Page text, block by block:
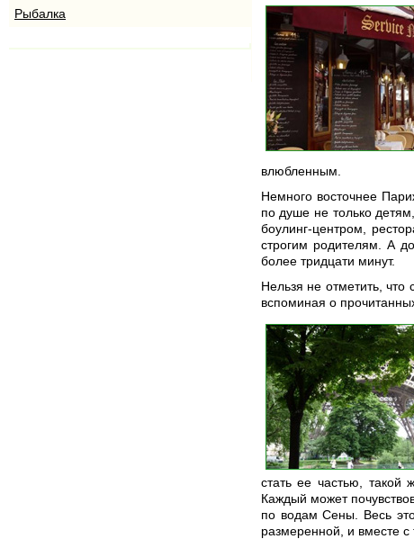
Рыбалка
влюбленным.
Немного восточнее
по душе не только
боулинг-центром,
строгим родителям. А
более тридцати минут.
Нельзя не отметить, что
вспоминая о
стать ее частью, такой
Каждый может
по водам Сены. Весь
размеренной, и вместе